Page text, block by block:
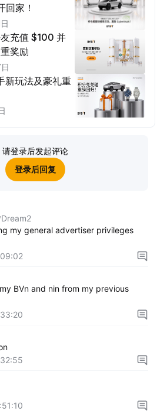
家！
充值 $100 并
奖励
新玩法及豪礼重
请登录后发起评论
登录后回复
my general advertiser privileges
BVn and nin from my previous